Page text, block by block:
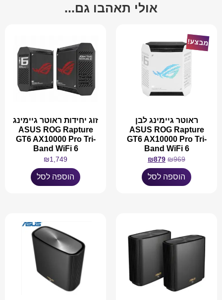
אולי תאהבו גם...
מבצע!
ראוטר גיימינג לבן
ASUS ROG Rapture
GT6 AX10000 Pro Tri-
Band WiFi 6
₪969
₪879
הוספה לסל
זוג יחידות ראוטר גיימינג
ASUS ROG Rapture
GT6 AX10000 Pro Tri-
Band WiFi 6
₪1,749
הוספה לסל